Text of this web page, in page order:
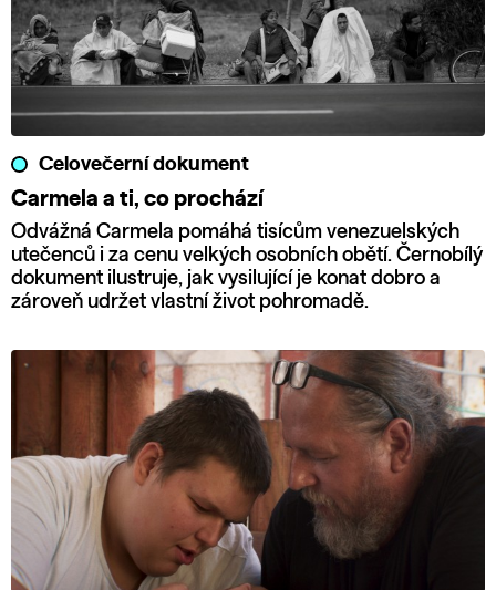
Celovečerní dokument
Carmela a ti, co prochází
Odvážná Carmela pomáhá tisícům venezuelských
utečenců i za cenu velkých osobních obětí. Černobílý
dokument ilustruje, jak vysilující je konat dobro a
zároveň udržet vlastní život pohromadě.